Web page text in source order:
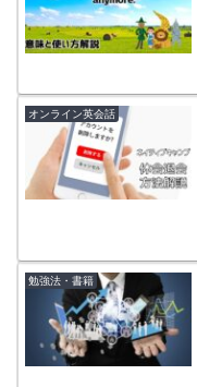
オンライン英会話
勉強法・書籍